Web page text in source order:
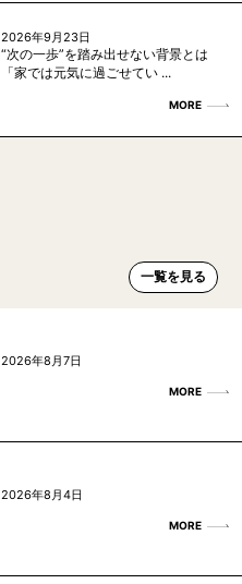
2026年9月23日
“次の一歩”を踏み出せない背景とは
「家では元気に過ごせてい ...
MORE
一覧を見る
2026年8月7日
MORE
2026年8月4日
MORE